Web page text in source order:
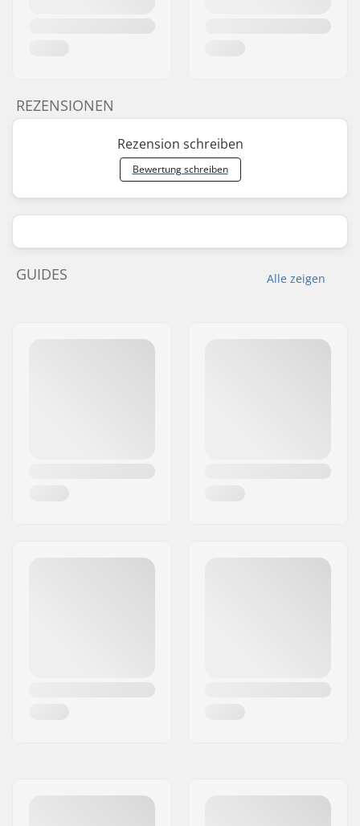
REZENSIONEN
Rezension schreiben
Bewertung schreiben
Alle zeigen
GUIDES